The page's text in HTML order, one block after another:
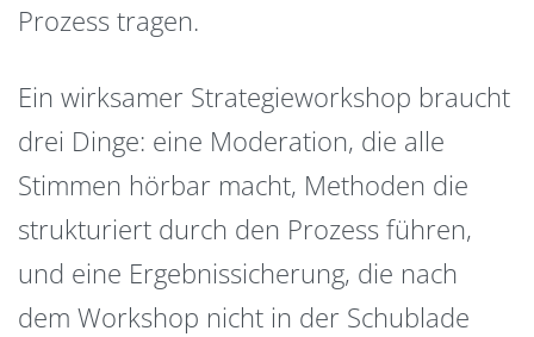
Prozess tragen.
Ein wirksamer Strategieworkshop braucht
drei Dinge: eine Moderation, die alle
Stimmen hörbar macht, Methoden die
strukturiert durch den Prozess führen,
und eine Ergebnissicherung, die nach
dem Workshop nicht in der Schublade